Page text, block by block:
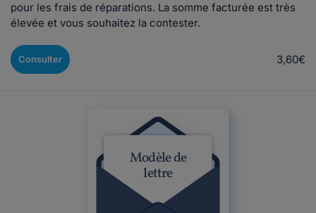
pour les frais de réparations. La somme facturée est très
élevée et vous souhaitez la contester.
Consulter 3,60€
Modèle de
lettre